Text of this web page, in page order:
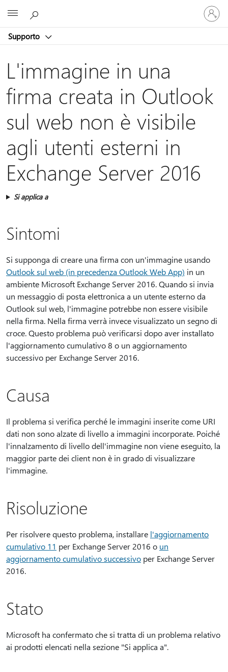
Supporto
Accedi
con
il
account
L'immagine in una
firma creata in Outlook
sul web non è visibile
agli utenti esterni in
Exchange Server 2016
Si applica a
Sintomi
Si supponga di creare una firma con un'immagine usando
Outlook sul web (in precedenza Outlook Web App) in un
ambiente Microsoft Exchange Server 2016. Quando si invia
un messaggio di posta elettronica a un utente esterno da
Outlook sul web, l'immagine potrebbe non essere visibile
nella firma. Nella firma verrà invece visualizzato un segno di
croce. Questo problema può verificarsi dopo aver installato
l'aggiornamento cumulativo 8 o un aggiornamento
successivo per Exchange Server 2016.
Causa
Il problema si verifica perché le immagini inserite come URI
dati non sono alzate di livello a immagini incorporate. Poiché
l'innalzamento di livello dell'immagine non viene eseguito, la
maggior parte dei client non è in grado di visualizzare
l'immagine.
Risoluzione
Per risolvere questo problema, installare l'aggiornamento
cumulativo 11 per Exchange Server 2016 o un
aggiornamento cumulativo successivo per Exchange Server
2016.
Stato
Microsoft ha confermato che si tratta di un problema relativo
ai prodotti elencati nella sezione "Si applica a".